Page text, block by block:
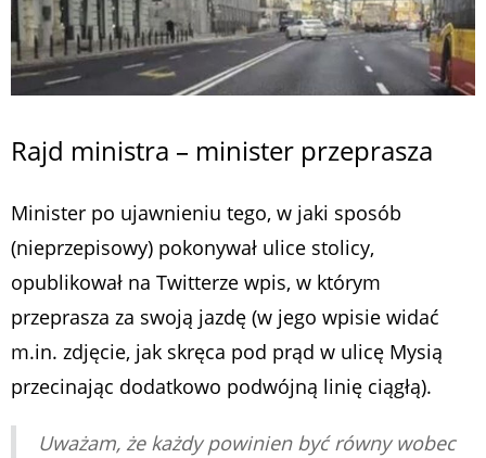
Rajd ministra – minister przeprasza
Minister po ujawnieniu tego, w jaki sposób
(nieprzepisowy) pokonywał ulice stolicy,
opublikował na Twitterze wpis, w którym
przeprasza za swoją jazdę (w jego wpisie widać
m.in. zdjęcie, jak skręca pod prąd w ulicę Mysią
przecinając dodatkowo podwójną linię ciągłą).
Uważam, że każdy powinien być równy wobec